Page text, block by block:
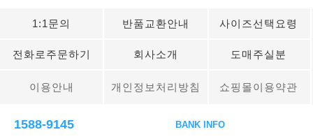
1:1문의 반품교환안내 사이즈선택요령
전화로주문하기 회사소개 도매주실분
이용안내 개인정보처리방침 쇼핑몰이용약관
1588-9145 BANK INFO